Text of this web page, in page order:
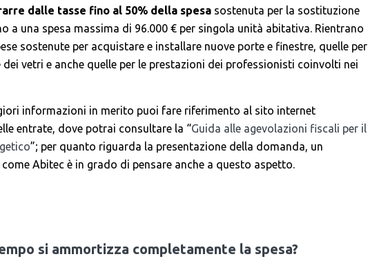
dalle tasse fino al 50% della spesa sostenuta per la sostituzione
a una spesa massima di 96.000 € per singola unità abitativa. Rientrano
sostenute per acquistare e installare nuove porte e finestre, quelle per
vetri e anche quelle per le prestazioni dei professionisti coinvolti nei
informazioni in merito puoi fare riferimento al sito internet
entrate, dove potrai consultare la “Guida alle agevolazioni fiscali per il
”; per quanto riguarda la presentazione della domanda, un
Abitec è in grado di pensare anche a questo aspetto.
si ammortizza completamente la spesa?